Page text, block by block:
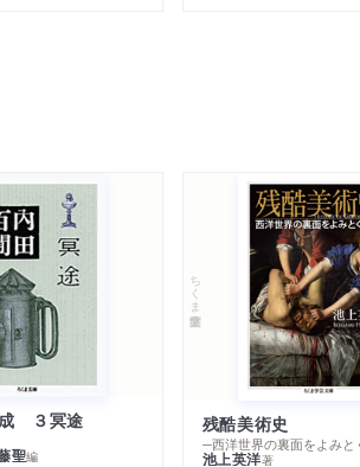
３冥途
聖編
ちくま学芸文庫
残酷美術史
─西洋世界の裏面をよみと
池上英洋著